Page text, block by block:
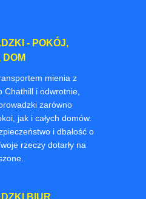
- POKÓJ,
DOM
mienia z
Chathill i odwrotnie,
zarówno
jak i całych domów.
i dbałość o
rzeczy dotarły na
BIUR